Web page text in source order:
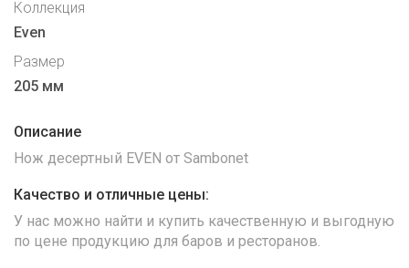
Коллекция
Even
Размер
205 мм
Описание
Нож десертный EVEN от Sambonet
Качество и отличные цены:
У нас можно найти и купить качественную и выгодную
по цене продукцию для баров и ресторанов.